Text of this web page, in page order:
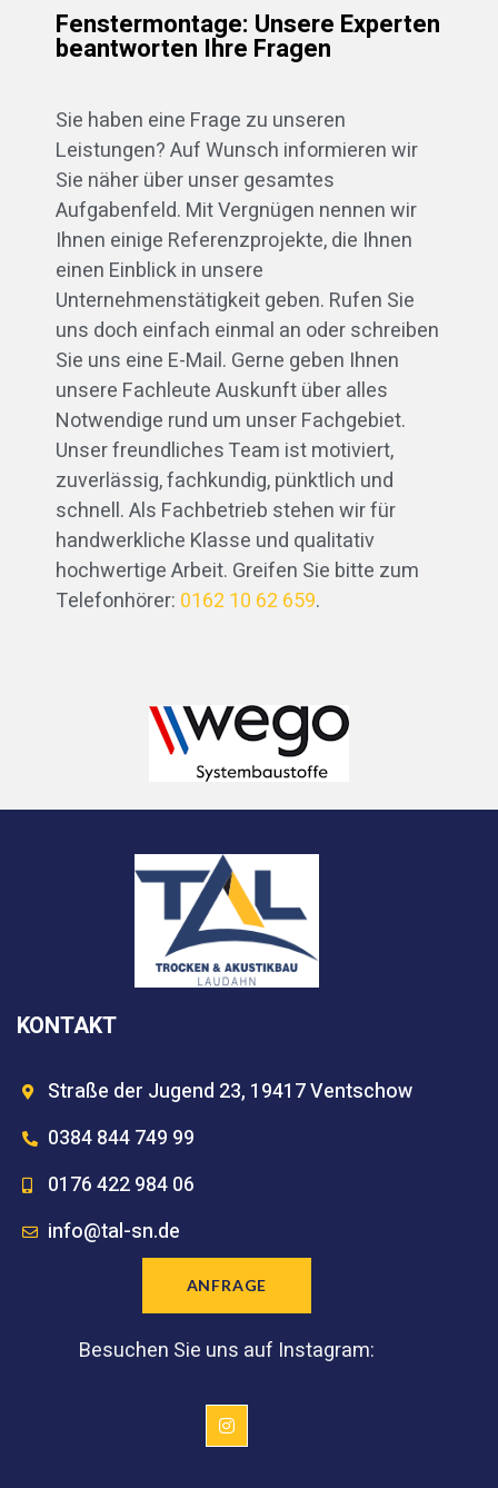
Fenstermontage: Unsere Experten
beantworten Ihre Fragen
Sie haben eine Frage zu unseren
Leistungen? Auf Wunsch informieren wir
Sie näher über unser gesamtes
Aufgabenfeld. Mit Vergnügen nennen wir
Ihnen einige Referenzprojekte, die Ihnen
einen Einblick in unsere
Unternehmenstätigkeit geben. Rufen Sie
uns doch einfach einmal an oder schreiben
Sie uns eine E-Mail. Gerne geben Ihnen
unsere Fachleute Auskunft über alles
Notwendige rund um unser Fachgebiet.
Unser freundliches Team ist motiviert,
zuverlässig, fachkundig, pünktlich und
schnell. Als Fachbetrieb stehen wir für
handwerkliche Klasse und qualitativ
hochwertige Arbeit. Greifen Sie bitte zum
Telefonhörer: 0162 10 62 659.
KONTAKT
Straße der Jugend 23, 19417 Ventschow
0384 844 749 99
0176 422 984 06
info@tal-sn.de
ANFRAGE
Besuchen Sie uns auf Instagram: